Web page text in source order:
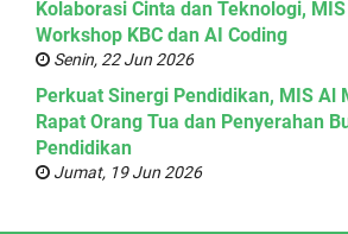
Kolaborasi Cinta dan Teknologi,
Workshop KBC dan AI Coding
Senin, 22 Jun 2026
Perkuat Sinergi Pendidikan, MIS Al
Rapat Orang Tua dan Penyerahan
Pendidikan
Jumat, 19 Jun 2026